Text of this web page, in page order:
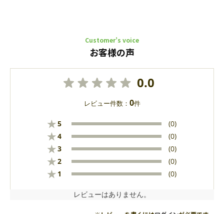
Customer’s voice
お客様の声
0.0
レビュー件数： 0件
★5 (0)
★4 (0)
★3 (0)
★2 (0)
★ 1 (0)
レビューはありません。